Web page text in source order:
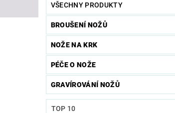
VŠECHNY PRODUKTY
BROUŠENÍ NOŽŮ
NOŽE NA KRK
PÉČE O NOŽE
GRAVÍROVÁNÍ NOŽŮ
TOP 10